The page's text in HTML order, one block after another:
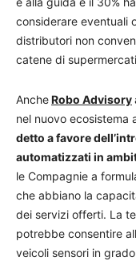
considerare eventuali
distributori non
catene di
AncheRobo Advisory
nel nuovo ecosistema
detto a favore
automatizzati in
le Compagnie a
che abbiano la
dei servizi offerti. La
potrebbe consentire
veicoli sensori in